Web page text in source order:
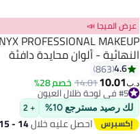
6
عرض الميجا 📣
النهائية - ألوان محايدة دافئة
4.6
863
د.ب‏10.01
14.01خصم 28% #5 في لوحة ظلال العيون
تم بيع +20 مؤخرًا
#5 في لوحة ظلال العيون
لك رصيد مسترجع 10% + 2
احصل عليه خلال14 - 15 اغسطس